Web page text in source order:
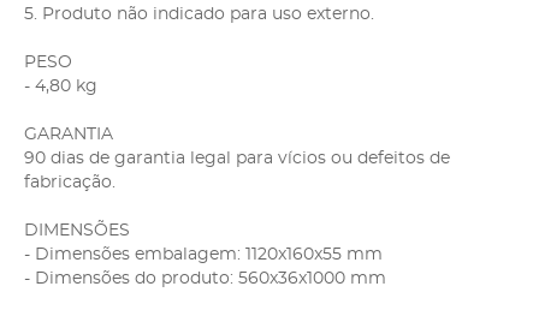
5. Produto não indicado para uso externo.
PESO
- 4,80 kg
GARANTIA
90 dias de garantia legal para vícios ou defeitos de
fabricação.
DIMENSÕES
- Dimensões embalagem: 1120x160x55 mm
- Dimensões do produto: 560x36x1000 mm